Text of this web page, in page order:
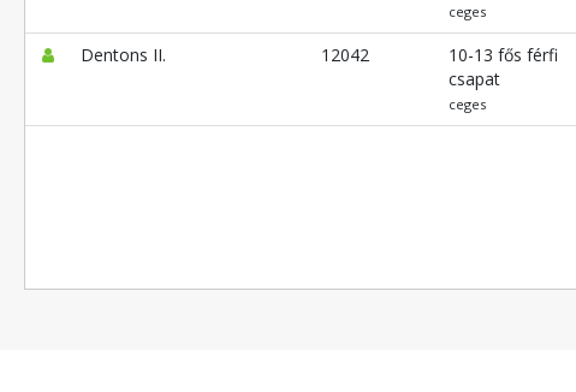
ceges
Dentons II. 12042
10-13 fős férfi
csapat
ceges